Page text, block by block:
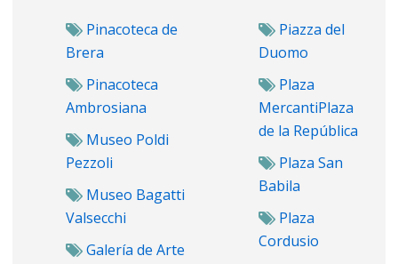
Pinacoteca de
Brera
Pinacoteca
Ambrosiana
Museo Poldi
Pezzoli
Museo Bagatti
Valsecchi
Galería de Arte
Piazza del
Duomo
Plaza
MercantiPlaza
de la República
Plaza San
Babila
Plaza
Cordusio